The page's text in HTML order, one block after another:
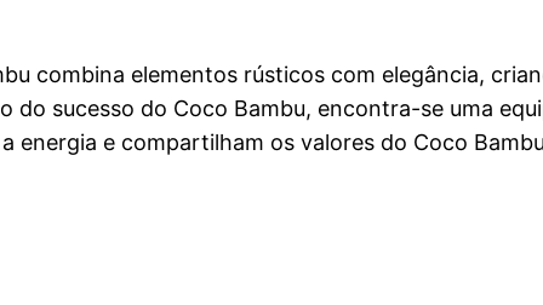
combina elementos rústicos com elegância,
do sucesso do Coco Bambu, encontra-se uma
energia e compartilham os valores do Coco